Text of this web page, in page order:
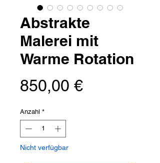
Abstrakte
Malerei mit
Warme Rotation
850,00 €Preis
Anzahl *
Nicht verfügbar